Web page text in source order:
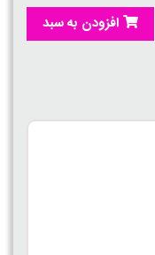
افزودن به سبد